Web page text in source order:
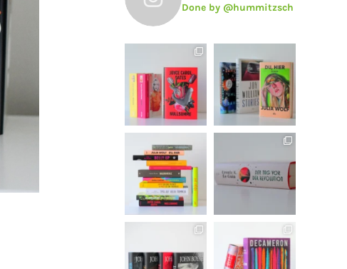
Done by @hummitzsch